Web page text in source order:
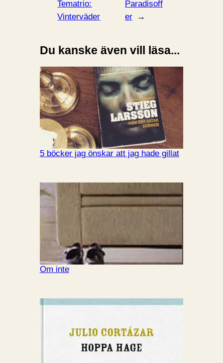
Tematrio:
Vinterväder
Paradisoff
er
→
Du kanske även vill läsa...
5 böcker jag önskar att jag hade gillat
Om inte